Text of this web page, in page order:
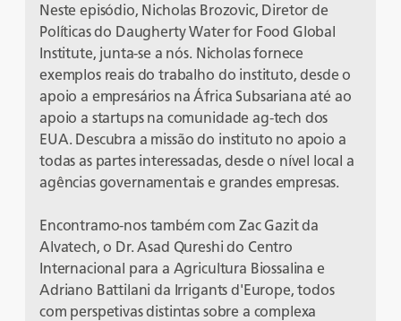
Neste episódio, Nicholas Brozovic, Diretor de
Políticas do Daugherty Water for Food Global
Institute, junta-se a nós. Nicholas fornece
exemplos reais do trabalho do instituto, desde o
apoio a empresários na África Subsariana até ao
apoio a startups na comunidade ag-tech dos
EUA. Descubra a missão do instituto no apoio a
todas as partes interessadas, desde o nível local a
agências governamentais e grandes empresas.
Encontramo-nos também com Zac Gazit da
Alvatech, o Dr. Asad Qureshi do Centro
Internacional para a Agricultura Biossalina e
Adriano Battilani da Irrigants d'Europe, todos
com perspetivas distintas sobre a complexa